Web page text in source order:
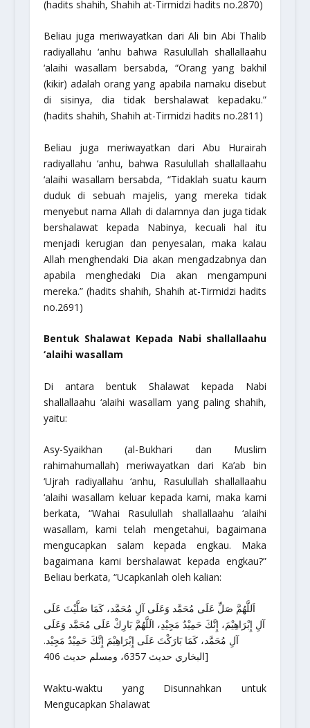
(hadits shahih, Shahih at-Tirmidzi hadits no.2870)
Beliau juga meriwayatkan dari Ali bin Abi Thalib
radiyallahu ‘anhu bahwa Rasulullah shallallaahu
‘alaihi wasallam bersabda, “Orang yang bakhil
(kikir) adalah orang yang apabila namaku disebut
di sisinya, dia tidak bershalawat kepadaku.”
(hadits shahih, Shahih at-Tirmidzi hadits no.2811)
Beliau juga meriwayatkan dari Abu Hurairah
radiyallahu ‘anhu, bahwa Rasulullah shallallaahu
‘alaihi wasallam bersabda, “Tidaklah suatu kaum
duduk di sebuah majelis, yang mereka tidak
menyebut nama Allah di dalamnya dan juga tidak
bershalawat kepada Nabinya, kecuali hal itu
menjadi kerugian dan penyesalan, maka kalau
Allah menghendaki Dia akan mengadzabnya dan
apabila menghedaki Dia akan mengampuni
mereka.” (hadits shahih, Shahih at-Tirmidzi hadits
no.2691)
Bentuk Shalawat Kepada Nabi shallallaahu
‘alaihi wasallam
Di antara bentuk Shalawat kepada Nabi
shallallaahu ‘alaihi wasallam yang paling shahih,
yaitu:
Asy-Syaikhan (al-Bukhari dan Muslim
rahimahumallah) meriwayatkan dari Ka’ab bin
‘Ujrahradiyallahu ‘anhu, Rasulullah shallallaahu
‘alaihi wasallam keluar kepada kami, maka kami
berkata,“Wahai Rasulullah shallallaahu ‘alaihi
wasallam, kami telah mengetahui, bagaimana
mengucapkan salam kepada engkau. Maka
bagaimana kami bershalawat kepada engkau?”
Beliau berkata, “Ucapkanlah oleh kalian:
اَللَّهُمَّ صَلِّ عَلَى مُحَمَّد وَعَلَى آلِ مُحَمَّد، كَمَا صَلَّيْتَ عَلَى
آلِ إِبْرَاهِيْمَ، إِنَّكَ حَمِيْدٌ مَجِيْدِ، الَلَّهُمَّ بَارِكْ عَلَى مُحَمَّد وَعَلَى
آلِ مُحَمَّد، كَمَا بَارَكْتَ عَلَى إِبْرَاهِيْمَ إِنَّكَ حَمِيْدٌ مَجِيْد.
[البخاري حديث 6357، ومسلم حديث 406
Waktu-waktu yang Disunnahkan untuk
Mengucapkan Shalawat